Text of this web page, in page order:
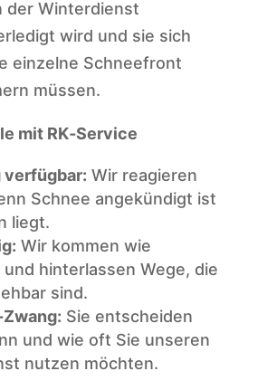
der Winterdienst
wird und sie sich
einzelne Schneefront
müssen.
mit RK‑Service
Wir reagieren
Schnee angekündigt ist
liegt.
Wir kommen wie
hinterlassen Wege, die
sind.
Sie entscheiden
und wie oft Sie unseren
nutzen möchten.